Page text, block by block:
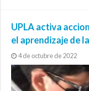
UPLA activa
el aprendizaje de
4 de octubre de 2022